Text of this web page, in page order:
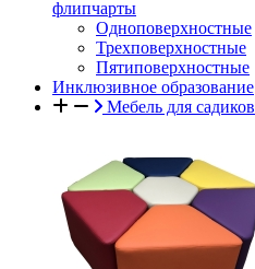
флипчарты
Одноповерхностные
Трехповерхностные
Пятиповерхностные
Инклюзивное образование
Мебель для садиков